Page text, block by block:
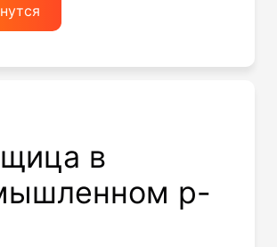
в
р-